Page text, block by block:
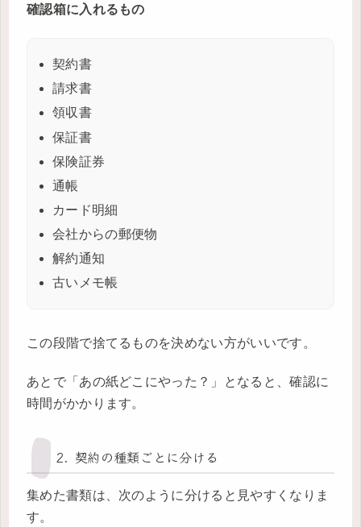
確認箱に入れるもの
契約書
請求書
領収書
保証書
保険証券
通帳
カード明細
会社からの郵便物
解約通知
古いメモ帳
この段階で捨てるものを決めない方がいいです。
あとで「あの紙どこにやった？」となると、確認に
時間がかかります。
2. 契約の種類ごとに分ける
集めた書類は、次のように分けると見やすくなりま
す。